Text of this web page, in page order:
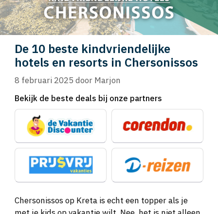
De 10 beste kindvriendelijke
hotels en resorts in Chersonissos
8 februari 2025 door Marjon
Bekijk de beste deals bij onze partners
Chersonissos op Kreta is echt een topper als je